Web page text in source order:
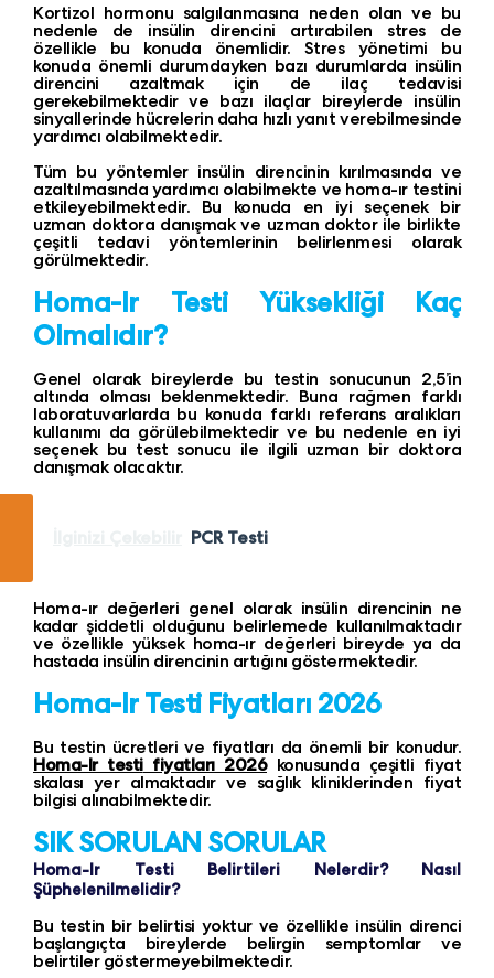
Kortizol hormonu salgılanmasına neden olan ve bu
nedenle de insülin direncini artırabilen stres de
özellikle bu konuda önemlidir. Stres yönetimi bu
konuda önemli durumdayken bazı durumlarda insülin
direncini azaltmak için de ilaç tedavisi
gerekebilmektedir ve bazı ilaçlar bireylerde insülin
sinyallerinde hücrelerin daha hızlı yanıt verebilmesinde
yardımcı olabilmektedir.
Tüm bu yöntemler insülin direncinin kırılmasında ve
azaltılmasında yardımcı olabilmekte ve homa-ır testini
etkileyebilmektedir. Bu konuda en iyi seçenek bir
uzman doktora danışmak ve uzman doktor ile birlikte
çeşitli tedavi yöntemlerinin belirlenmesi olarak
görülmektedir.
Homa-Ir Testi Yüksekliği Kaç
Olmalıdır?
Genel olarak bireylerde bu testin sonucunun 2,5’in
altında olması beklenmektedir. Buna rağmen farklı
laboratuvarlarda bu konuda farklı referans aralıkları
kullanımı da görülebilmektedir ve bu nedenle en iyi
seçenek bu test sonucu ile ilgili uzman bir doktora
danışmak olacaktır.
PCR Testi
Homa-ır değerleri genel olarak insülin direncinin ne
kadar şiddetli olduğunu belirlemede kullanılmaktadır
ve özellikle yüksek homa-ır değerleri bireyde ya da
hastada insülin direncinin artığını göstermektedir.
Homa-Ir Testi Fiyatları 2026
Bu testin ücretleri ve fiyatları da önemli bir konudur.
Homa-Ir testifiyatları 2026konusunda çeşitli fiyat
skalası yer almaktadır ve sağlık kliniklerinden fiyat
bilgisi alınabilmektedir.
SIK SORULAN SORULAR
Homa-Ir Testi Belirtileri Nelerdir? Nasıl
Şüphelenilmelidir?
Bu testin bir belirtisi yoktur ve özellikle insülin direnci
başlangıçta bireylerde belirgin semptomlar ve
belirtiler göstermeyebilmektedir.